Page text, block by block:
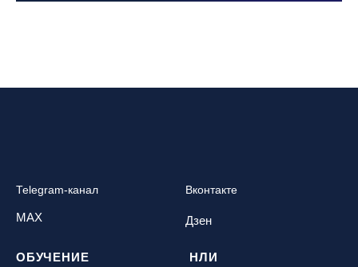
Telegram-канал Вконтакте
MAX Дзен
ОБУЧЕНИЕ НЛИ